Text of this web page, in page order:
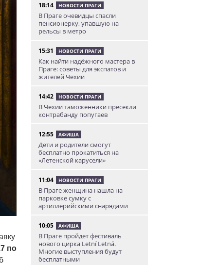
по
18:14 НОВОСТИ ПРАГИ
В Праге очевидцы спасли
пенсионерку, упавшую на
рельсы в метро
15:31 НОВОСТИ ПРАГИ
Как найти надёжного мастера в
Праге: советы для экспатов и
жителей Чехии
14:42 НОВОСТИ ПРАГИ
В Чехии таможенники пресекли
контрабанду попугаев
12:55 АФИША
Дети и родители смогут
бесплатно прокатиться на
«Летенской карусели»
11:04 НОВОСТИ ПРАГИ
В Праге женщина нашла на
парковке сумку с
артиллерийскими снарядами
10:05 АФИША
В Праге пройдет фестиваль
нового цирка Letní Letná.
Многие выступления будут
бесплатными